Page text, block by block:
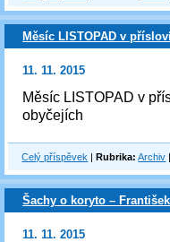
Měsíc LISTOPAD v
11. 11. 2015
Měsíc LISTOPAD v
obyčejích
Celý příspěvek |Rubrika: Archiv
Šachy o koryto –
11. 11. 2015